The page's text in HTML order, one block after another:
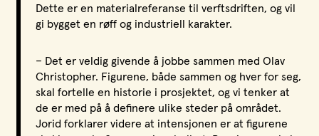
Dette er en materialreferanse til verftsdriften, og vil
gi bygget en røff og industriell karakter.
– Det er veldig givende å jobbe sammen med Olav
Christopher. Figurene, både sammen og hver for seg,
skal fortelle en historie i prosjektet, og vi tenker at
de er med på å definere ulike steder på området.
Jorid forklarer videre at intensjonen er at figurene